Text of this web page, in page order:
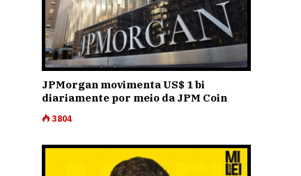
JPMorgan movimenta US$ 1 bi
diariamente por meio da JPM Coin
3804